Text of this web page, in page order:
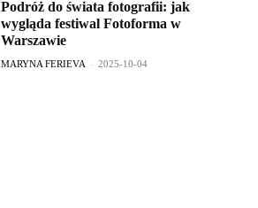
Podróż do świata fotografii: jak
wygląda festiwal Fotoforma w
Warszawie
MARYNA FERIEVA - 2025-10-04